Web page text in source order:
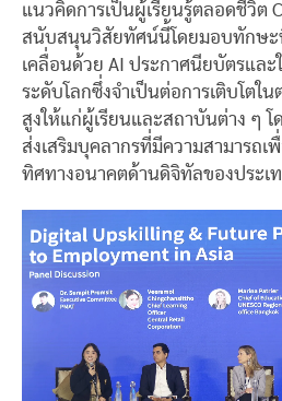
แนวคิดการเป็นผู้เรียนรู้ตลอดชีวิต
สนับสนุนวิสัยทัศน์นี้โดยมอบทักษะ
เคลื่อนด้วย AI ประกาศนียบัตรแล
ระดับโลกซึ่งจำเป็นต่อการเติบโตใ
สูงให้แก่ผู้เรียนและสถาบันต่าง ๆ โ
ส่งเสริมบุคลากรที่มีความสามารถ
ทิศทางอนาคตด้านดิจิทัลของประเ